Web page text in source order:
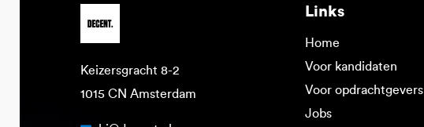
Keizersgracht 8-2
1015 CN Amsterdam
Links
Home
Voor kandidaten
Voor opdrachtgevers
Jobs